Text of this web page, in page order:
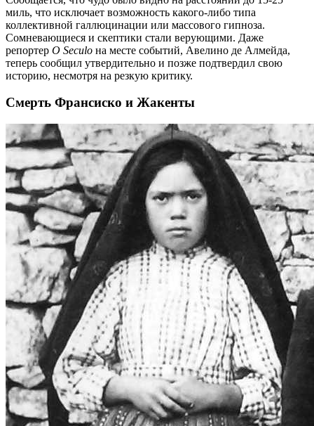
миль, что исключает возможность какого-либо типа
коллективной галлюцинации или массового гипноза.
Сомневающиеся и скептики стали верующими. Даже
репортер O Seculo на месте событий, Авелино де Алмейда,
теперь сообщил утвердительно и позже подтвердил свою
историю, несмотря на резкую критику.
Смерть Франсиско и Жакенты